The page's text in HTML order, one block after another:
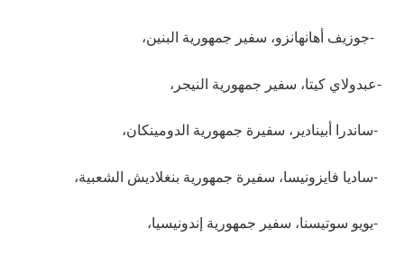
-جوزيف أهانهانزو، سفير جمهورية البنين،
-عبدولاي كيتا، سفير جمهورية النيجر،
-ساندرا أبينادير، سفيرة جمهورية الدومينكان،
-ساديا فايزونيسا، سفيرة جمهورية بنغلاديش الشعبية،
-يويو سوتيسنا، سفير جمهورية إندونيسيا،